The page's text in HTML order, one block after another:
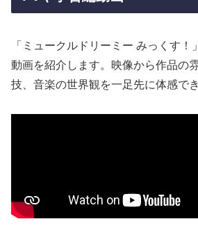
「ミュークルドリーミー みっくす
動画を紹介します。映像から作品の
技、音楽の世界観を一足先に体感でき